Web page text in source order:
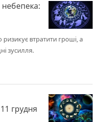
втратити гроші, а
зусилля.
грудня